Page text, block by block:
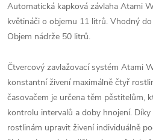
Automatická kapková závlaha Atami
květináči o objemu 11 litrů. Vhodný
Objem nádrže 50 litrů.
Čtvercový zavlažovací systém Atami
konstantní živení maximálně čtyř
časovačem je určena těm pěstitelům,
kontrolu intervalů a doby hnojení.
rostlinám upravit živení individuálně